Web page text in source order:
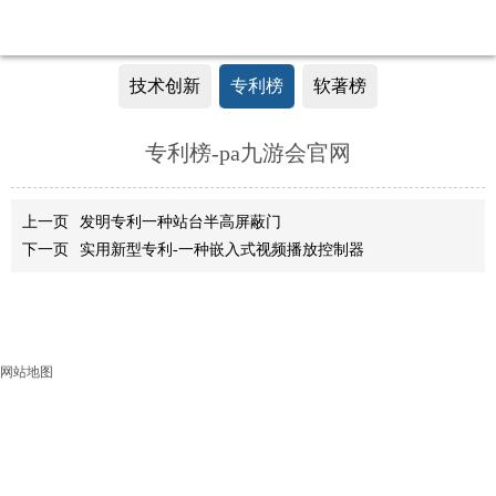
技术创新 专利榜 软著榜
专利榜-pa九游会官网
上一页
发明专利一种站台半高屏蔽门
下一页
实用新型专利-一种嵌入式视频播放控制器
网站地图